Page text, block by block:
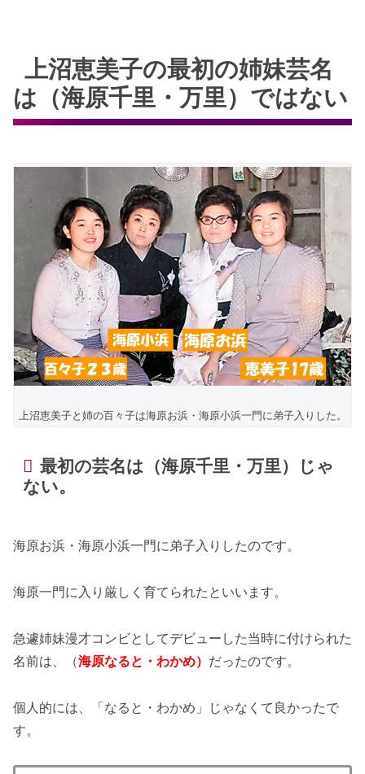
上沼恵美子の最初の姉妹芸名
は（海原千里・万里）ではない
上沼恵美子と姉の百々子は海原お浜・海原小浜一門に弟子入りした。
最初の芸名は（海原千里・万里）じゃ
ない。
海原お浜・海原小浜一門に弟子入りしたのです。
海原一門に入り厳しく育てられたといいます。
急遽姉妹漫才コンビとしてデビューした当時に付けられた
名前は、（海原なると・わかめ） だったのです。
個人的には、「なると・わかめ」じゃなくて良かったで
す。